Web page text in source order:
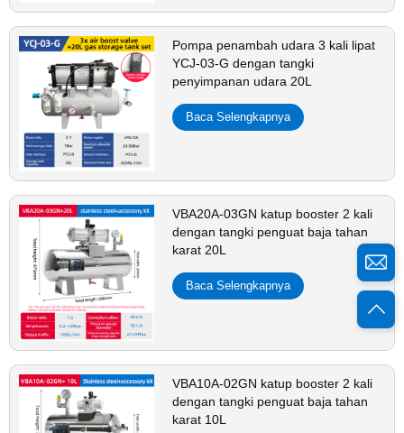
Pompa penambah udara 3 kali lipat
YCJ-03-G dengan tangki
penyimpanan udara 20L
Baca Selengkapnya
VBA20A-03GN katup booster 2 kali
dengan tangki penguat baja tahan
karat 20L
Baca Selengkapnya
VBA10A-02GN katup booster 2 kali
dengan tangki penguat baja tahan
karat 10L